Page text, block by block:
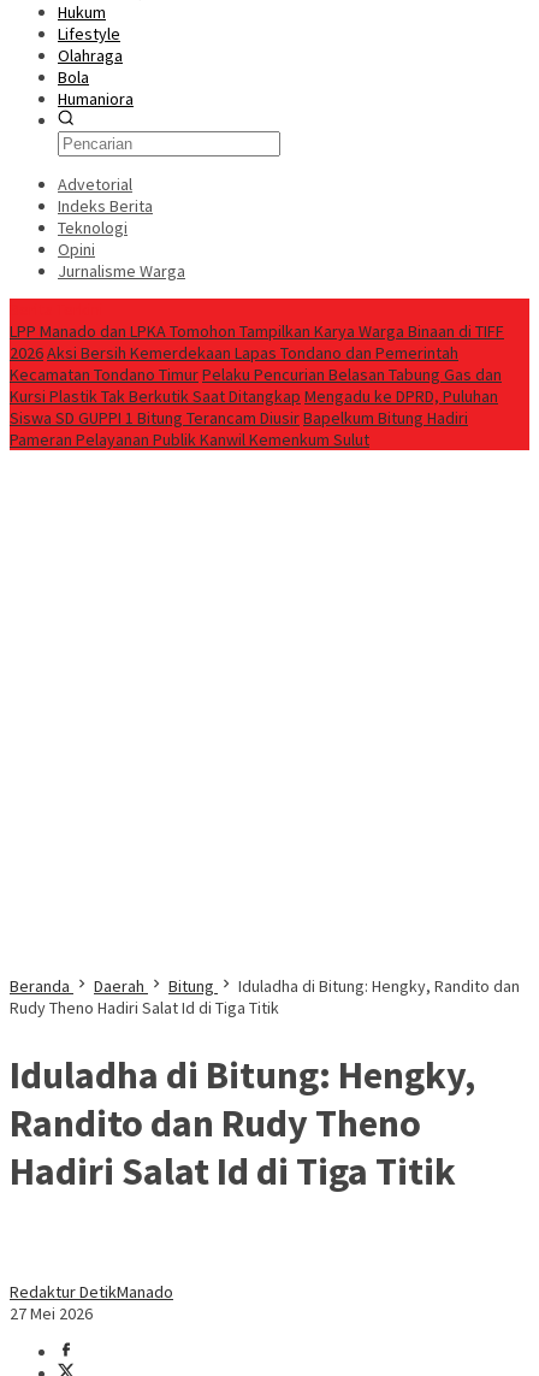
Hukum
Lifestyle
Olahraga
Bola
Humaniora
Advetorial
Indeks Berita
Teknologi
Opini
Jurnalisme Warga
LPP Manado dan LPKA Tomohon Tampilkan Karya Warga Binaan di TIFF
2026Aksi Bersih Kemerdekaan Lapas Tondano dan Pemerintah
Kecamatan Tondano TimurPelaku Pencurian Belasan Tabung Gas dan
Kursi Plastik Tak Berkutik Saat Ditangkap Mengadu ke DPRD, Puluhan
Siswa SD GUPPI 1 Bitung Terancam Diusir‎Bapelkum Bitung Hadiri
Pameran Pelayanan Publik Kanwil Kemenkum Sulut
Beranda Daerah Bitung
Iduladha di Bitung: Hengky, Randito dan
Rudy Theno Hadiri Salat Id di Tiga Titik
Iduladha di Bitung: Hengky,
Randito dan Rudy Theno
Hadiri Salat Id di Tiga Titik
Redaktur DetikManado
27 Mei 2026